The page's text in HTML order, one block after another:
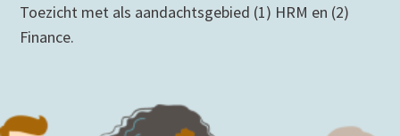
Toezicht met als aandachtsgebied (1) HRM en (2)
Finance.